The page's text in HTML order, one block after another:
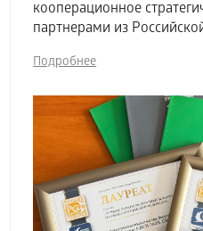
кооперационное
партнерами из
Подробнее